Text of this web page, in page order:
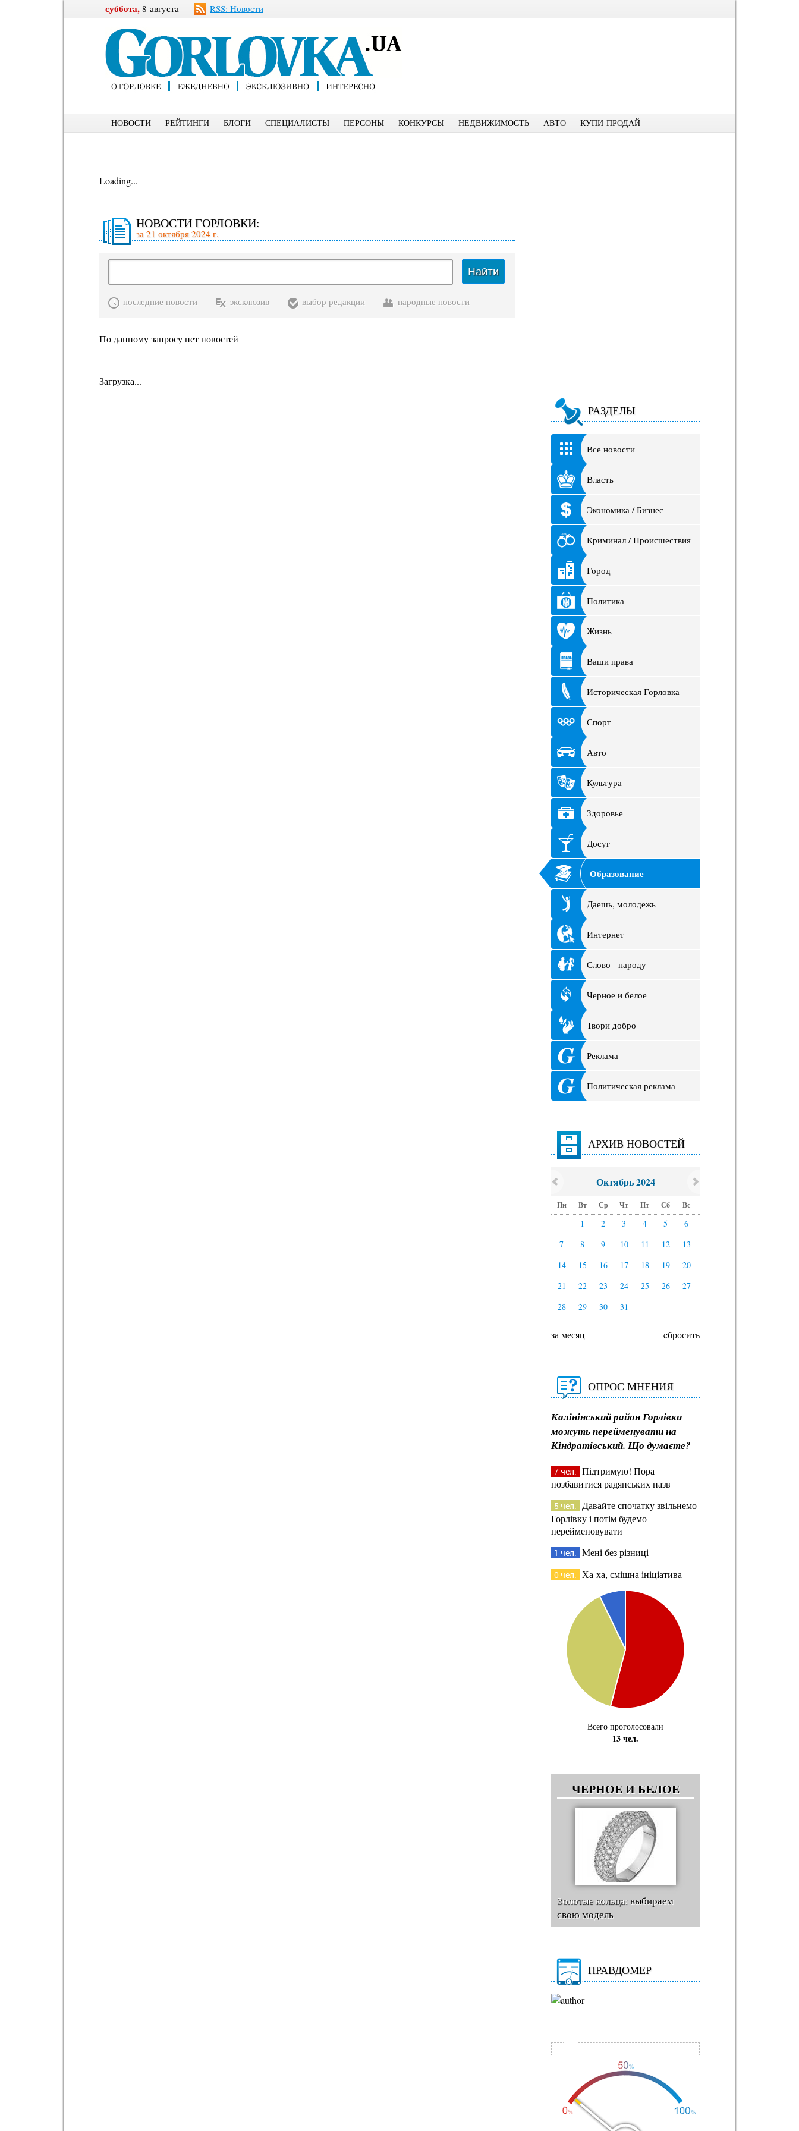
суббота, 8 августа RSS: Новости
НОВОСТИ РЕЙТИНГИ БЛОГИ СПЕЦИАЛИСТЫ ПЕРСОНЫ КОНКУРСЫ НЕДВИЖИМОСТЬ АВТО КУПИ-ПРОДАЙ
Loading...
НОВОСТИ ГОРЛОВКИ:
за 21 октября 2024 г.
Найти
последние новости эксклюзив выбор редакции народные новости
По данному запросу нет новостей
Загрузка...
РАЗДЕЛЫ
Все новости
Власть
Экономика / Бизнес
Криминал / Происшествия
Город
Политика
Жизнь
Ваши права
Историческая Горловка
Спорт
Авто
Культура
Здоровье
Досуг
Образование
Даешь, молодежь
Интернет
Слово - народу
Черное и белое
Твори добро
Реклама
Политическая реклама
АРХИВ НОВОСТЕЙ
Октябрь 2024
Пн Вт Ср Чт Пт Сб Вс
1 2 3 4 5
6
7
8 9 10 11 12
13
14
15 16 17 18 19
20
21
22 23 24 25 26
27
28
29 30 31
за месяц cбросить
ОПРОС МНЕНИЯ
Калінінський район Горлівки
можуть перейменувати на
Кіндратівський. Що думаєте?
7 чел. Підтримую! Пора
позбавитися радянських назв
5 чел. Давайте спочатку звільнемо
Горлівку і потім будемо
перейменовувати
1 чел. Мені без різниці
0 чел. Ха-ха, смішна ініціатива
Всего проголосовали
13 чел.
ЧЕРНОЕ И БЕЛОЕ
Золотые кольца:выбираем
свою модель
ПРАВДОМЕР